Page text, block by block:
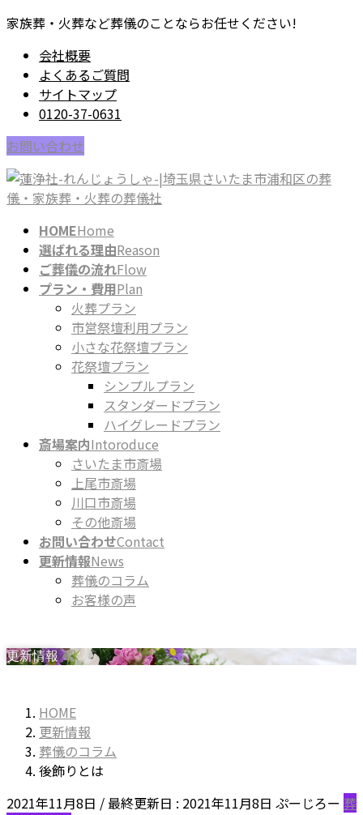
コ
移
動
ナ
ン
に
移
動
家族葬・火葬など葬儀のことならお任せください!
会社概要
よくあるご質問
サイトマップ
0120-37-0631
お問い合わせ
HOMEHome
選ばれる理由Reason
ご葬儀の流れFlow
プラン・費用Plan
火葬プラン
市営祭壇利用プラン
小さな花祭壇プラン
花祭壇プラン
シンプルプラン
スタンダードプラン
ハイグレードプラン
斎場案内Intoroduce
さいたま市斎場
上尾市斎場
川口市斎場
その他斎場
お問い合わせContact
更新情報News
葬儀のコラム
お客様の声
更新情報
HOME
更新情報
葬儀のコラム
後飾りとは
2021年11月8日 / 最終更新日 : 2021年11月8日 ぷーじろー 葬